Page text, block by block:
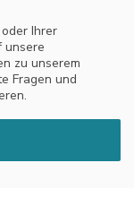
Ihrer
unsere
zu unserem
Fragen und